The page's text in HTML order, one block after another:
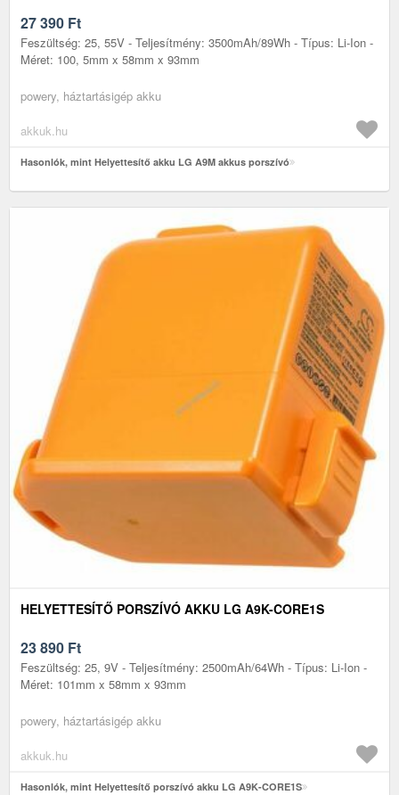
27 390 Ft
Feszültség: 25, 55V - Teljesítmény: 3500mAh/89Wh - Típus: Li-Ion -
Méret: 100, 5mm x 58mm x 93mm
powery, háztartásigép akku
akkuk.hu
Hasonlók, mint Helyettesítő akku LG A9M akkus porszívó
HELYETTESÍTŐ PORSZÍVÓ AKKU LG A9K-CORE1S
23 890 Ft
Feszültség: 25, 9V - Teljesítmény: 2500mAh/64Wh - Típus: Li-Ion -
Méret: 101mm x 58mm x 93mm
powery, háztartásigép akku
akkuk.hu
Hasonlók, mint Helyettesítő porszívó akku LG A9K-CORE1S